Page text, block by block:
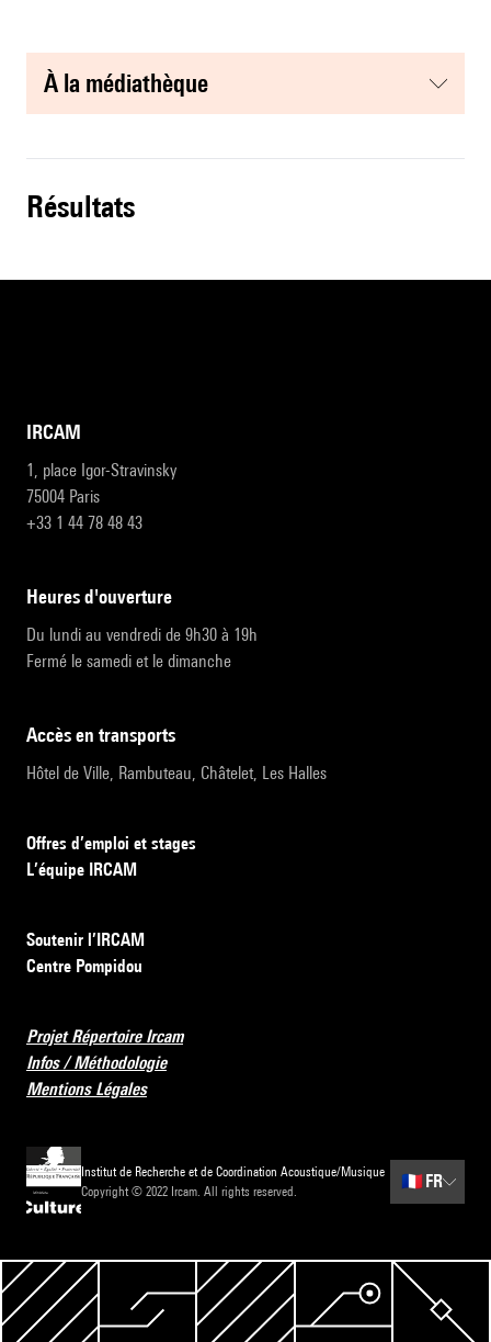
à la médiathèque
résultats
IRCAM
1, place Igor-Stravinsky
75004 Paris
+33 1 44 78 48 43
heures d'ouverture
Du lundi au vendredi de 9h30 à 19h
Fermé le samedi et le dimanche
accès en transports
Hôtel de Ville, Rambuteau, Châtelet, Les Halles
Offres d’emploi et stages
L’équipe IRCAM
Soutenir l’IRCAM
Centre Pompidou
Projet Répertoire Ircam
Infos / Méthodologie
Mentions Légales
Institut de Recherche et de Coordination Acoustique/Musique
Copyright © 2022 Ircam. All rights reserved.
🇫🇷 FR